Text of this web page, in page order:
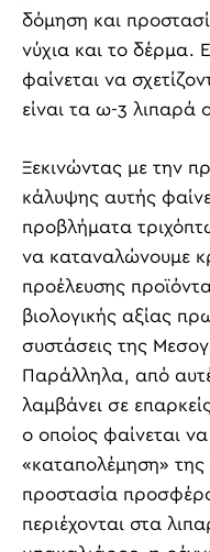
δόμηση και
νύχια και το δέρμα.
φαίνεται να
είναι τα ω-3 λιπαρά
Ξεκινώντας με την
κάλυψης αυτής
προβλήματα
να καταναλώνουμε
προέλευσης
βιολογικής αξίας
συστάσεις της
Παράλληλα, από
λαμβάνει σε
ο οποίος φαίνεται
«καταπολέμηση» της
προστασία
περιέχονται στα